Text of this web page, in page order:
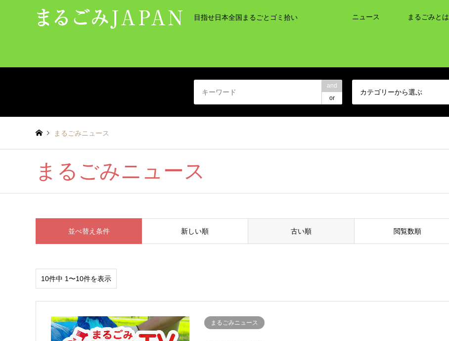
目指せ日本全国まるごとゴミ拾い ニュース まるごみとは
and
or
カテゴリーから選ぶ
まるごみニュース
まるごみニュース
並べ替え条件 新しい順 古い順 閲覧数順
10件中 1〜10件を表示
まるごみニュース